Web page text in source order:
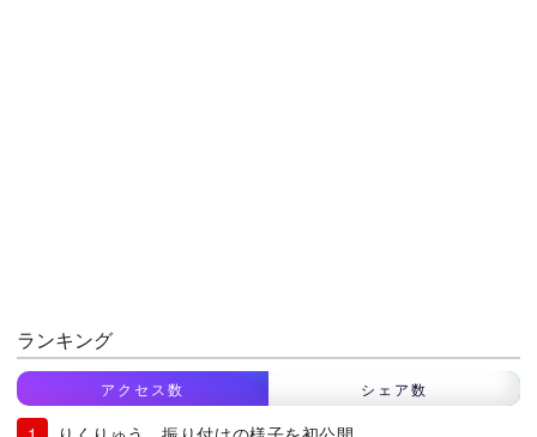
ランキング
アクセス数 シェア数